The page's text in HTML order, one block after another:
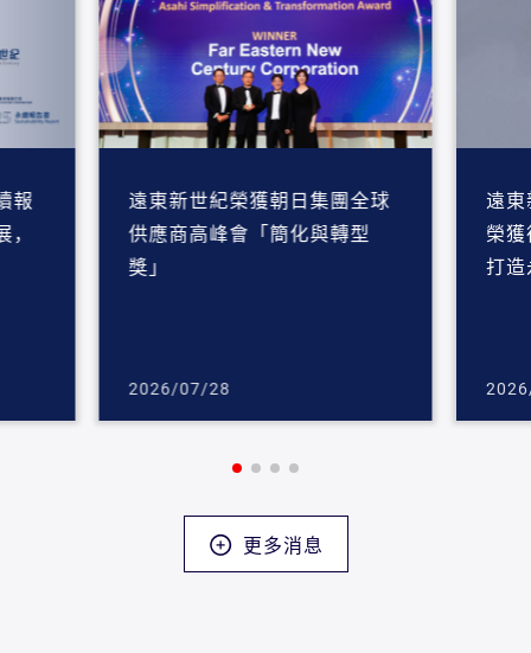
報
遠東新世紀榮獲朝日集團全球
供應商高峰會「簡化與轉型
獎」
2026/07/28
遠
榮
打造
更多消息